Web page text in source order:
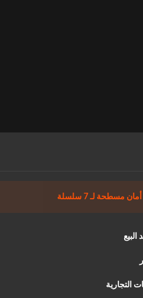
مسطحة لـ 7 سلسلة
التجارية